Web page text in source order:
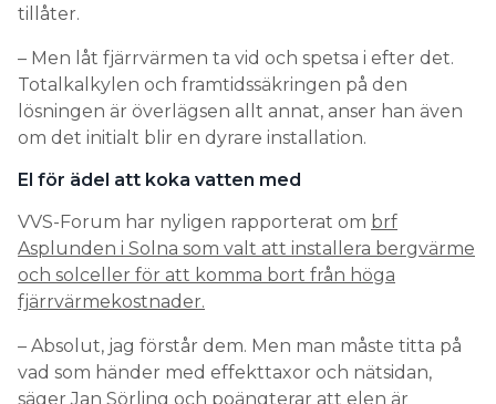
tillåter.
– Men låt fjärrvärmen ta vid och spetsa i efter det.
Totalkalkylen och framtidssäkringen på den
lösningen är överlägsen allt annat, anser han även
om det initialt blir en dyrare installation.
El för ädel att koka vatten med
VVS-Forum har nyligen rapporterat om brf
Asplunden i Solna som valt att installera bergvärme
och solceller för att komma bort från höga
fjärrvärmekostnader.
– Absolut, jag förstår dem. Men man måste titta på
vad som händer med effekttaxor och nätsidan,
säger Jan Sörling och poängterar att elen är